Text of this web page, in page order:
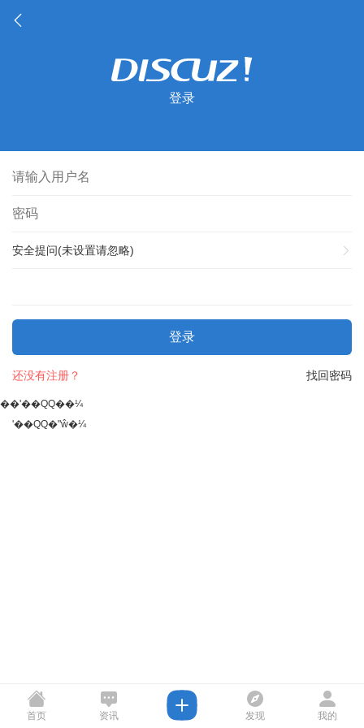
登录
安全提问(未设置请忽略)
登录
找回密码
还没有注册？
��ʹ��QQ��¼
ʹ��QQ�ʺŵ�¼
首页 资讯 发现 我的